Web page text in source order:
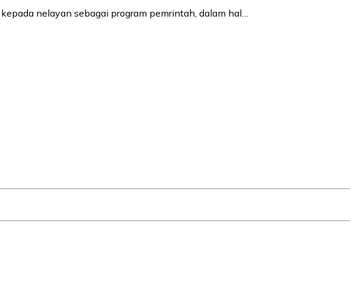
nelayan sebagai program pemrintah, dalam hal…